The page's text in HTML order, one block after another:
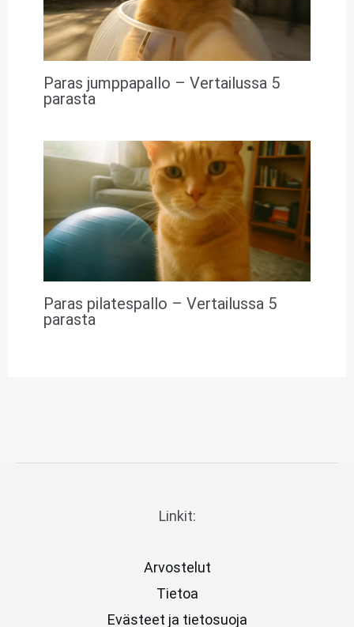
Paras jumppapallo – Vertailussa 5
parasta
Paras pilatespallo – Vertailussa 5
parasta
Linkit:
Arvostelut
Tietoa
Evästeet ja tietosuoja